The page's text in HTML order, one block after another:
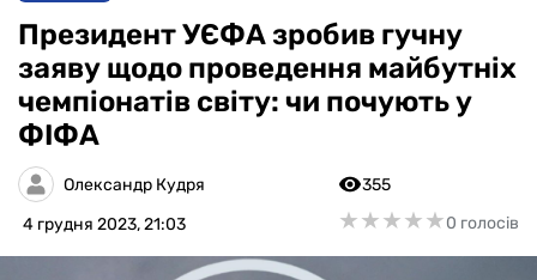
АНАЛІТИКА
ІНТЕРВ'Ю
РІЗНЕ
БУКМЕКЕРИ
Президент УЄФА зробив гучну
заяву щодо проведення майбутніх
чемпіонатів світу: чи почують у
ФІФА
Олександр Кудря
4 грудня 2023, 21:03
355
★★★★★
★★★★★0 голосів